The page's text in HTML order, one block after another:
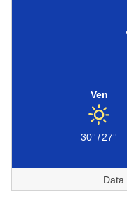
Ven
30°/27°
Data